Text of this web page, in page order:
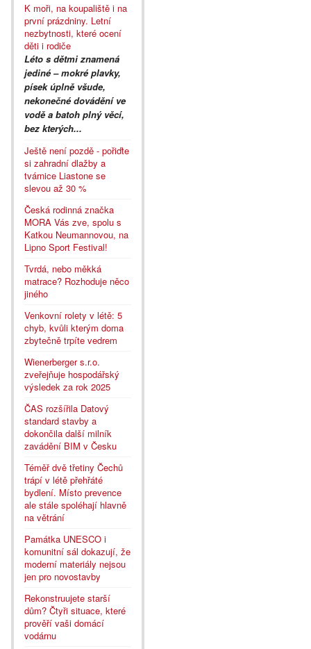
K moři, na koupaliště i na
první prázdniny. Letní
nezbytnosti, které ocení
děti i rodiče
Léto s dětmi znamená
jediné – mokré plavky,
písek úplně všude,
nekonečné dovádění ve
vodě a batoh plný věcí,
bez kterých...
Ještě není pozdě - pořiďte
si zahradní dlažby a
tvárnice Liastone se
slevou až 30 %
Česká rodinná značka
MORA Vás zve, spolu s
Katkou Neumannovou, na
Lipno Sport Festival!
Tvrdá, nebo měkká
matrace? Rozhoduje něco
jiného
Venkovní rolety v létě: 5
chyb, kvůli kterým doma
zbytečně trpíte vedrem
Wienerberger s.r.o.
zveřejňuje hospodářský
výsledek za rok 2025
ČAS rozšířila Datový
standard stavby a
dokončila další milník
zavádění BIM v Česku
Téměř dvě třetiny Čechů
trápí v létě přehřáté
bydlení. Místo prevence
ale stále spoléhají hlavně
na větrání
Památka UNESCO i
komunitní sál dokazují, že
moderní materiály nejsou
jen pro novostavby
Rekonstruujete starší
dům? Čtyři situace, které
prověří vaši domácí
vodárnu